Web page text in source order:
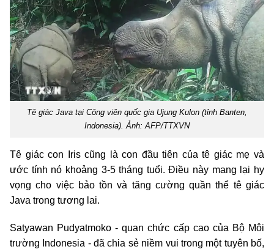
Tê giác Java tại Công viên quốc gia Ujung Kulon (tỉnh Banten,
Indonesia). Ảnh: AFP/TTXVN
Tê giác con Iris cũng là con đầu tiên của tê giác mẹ và
ước tính nó khoảng 3-5 tháng tuổi. Điều này mang lại hy
vọng cho việc bảo tồn và tăng cường quần thể tê giác
Java trong tương lai.
Satyawan Pudyatmoko - quan chức cấp cao của Bộ Môi
trường Indonesia - đã chia sẻ niềm vui trong một tuyên bố,